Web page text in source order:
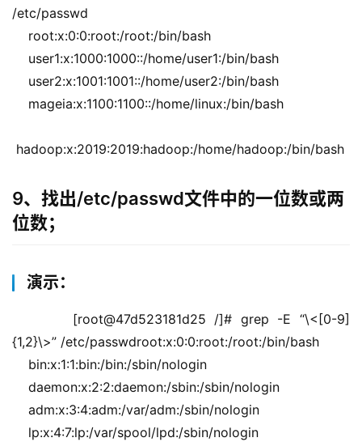
/etc/passwd
root:x:0:0:root:/root:/bin/bash
user1:x:1000:1000::/home/user1:/bin/bash
user2:x:1001:1001::/home/user2:/bin/bash
mageia:x:1100:1100::/home/linux:/bin/bash
hadoop:x:2019:2019:hadoop:/home/hadoop:/bin/bash
9、找出/etc/passwd文件中的一位数或两
位数；
演示：
[root@47d523181d25 /]# grep -E “\<[0-9]
{1,2}\>” /etc/passwdroot:x:0:0:root:/root:/bin/bash
bin:x:1:1:bin:/bin:/sbin/nologin
daemon:x:2:2:daemon:/sbin:/sbin/nologin
adm:x:3:4:adm:/var/adm:/sbin/nologin
lp:x:4:7:lp:/var/spool/lpd:/sbin/nologin